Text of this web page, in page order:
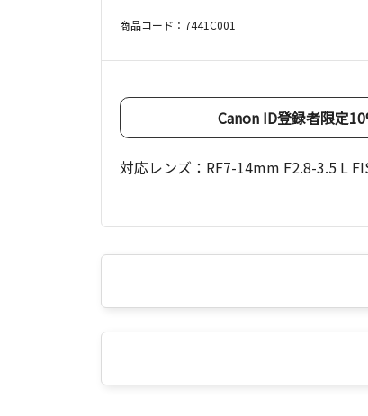
商品コード：7441C001
Canon ID登録者限定
対応レンズ：RF7-14mm F2.8-3.5 L